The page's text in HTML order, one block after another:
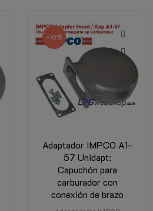
-10%
Adaptador IMPCO A1-
57 Unidapt:
Capuchón para
carburador con
conexión de brazo